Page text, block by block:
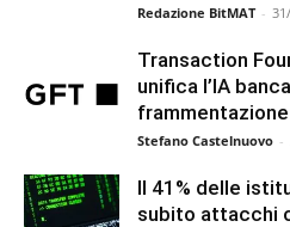
Redazione BitMAT -
Transaction
unifica l’IA
Stefano Castelnuovo -
Il 41% delle
subito attacchi